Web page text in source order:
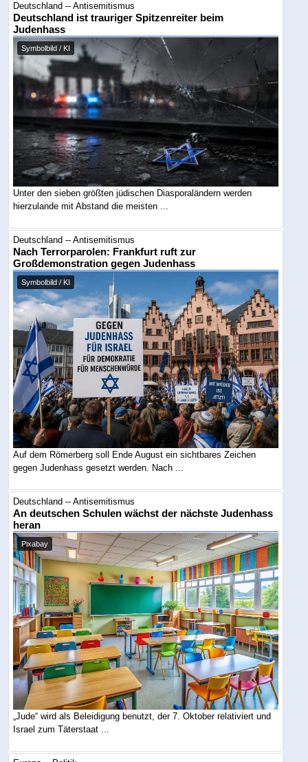
Deutschland -- Antisemitismus
Deutschland ist trauriger Spitzenreiter beim
Judenhass
Symbolbild / KI
Unter den sieben größten jüdischen Diasporaländern werden
hierzulande mit Abstand die meisten ...
Deutschland -- Antisemitismus
Nach Terrorparolen: Frankfurt ruft zur
Großdemonstration gegen Judenhass
Symbolbild / KI
Auf dem Römerberg soll Ende August ein sichtbares Zeichen
gegen Judenhass gesetzt werden. Nach ...
Deutschland -- Antisemitismus
An deutschen Schulen wächst der nächste Judenhass
heran
Pixabay
„Jude“ wird als Beleidigung benutzt, der 7. Oktober relativiert und
Israel zum Täterstaat ...